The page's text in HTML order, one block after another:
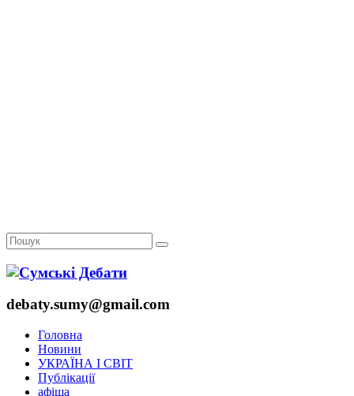
debaty.sumy@gmail.com
Головна
Новини
УКРАЇНА І СВІТ
Публікації
афіша